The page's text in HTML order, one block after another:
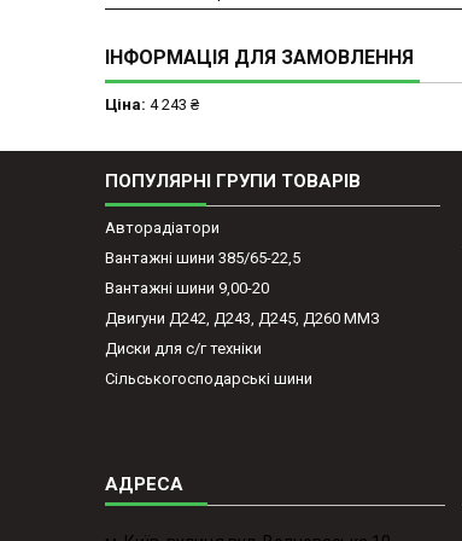
ІНФОРМАЦІЯ ДЛЯ ЗАМОВЛЕННЯ
Ціна: 4 243 ₴
ПОПУЛЯРНІ ГРУПИ ТОВАРІВ
Авторадіатори
Вантажні шини 385/65-22,5
Вантажні шини 9,00-20
Двигуни Д242, Д243, Д245, Д260 ММЗ
Диски для с/г техніки
Сільськогосподарські шини